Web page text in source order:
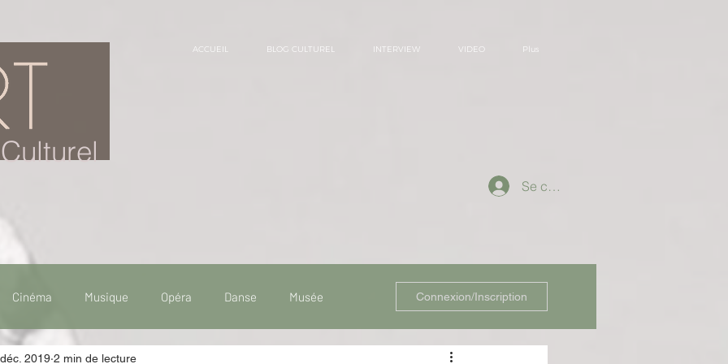
ACCUEIL BLOG CULTUREL INTERVIEW VIDEO Plus
Se connecter
Cinéma Musique Opéra Danse Musée Connexion/Inscription
2019 2 min de lecture